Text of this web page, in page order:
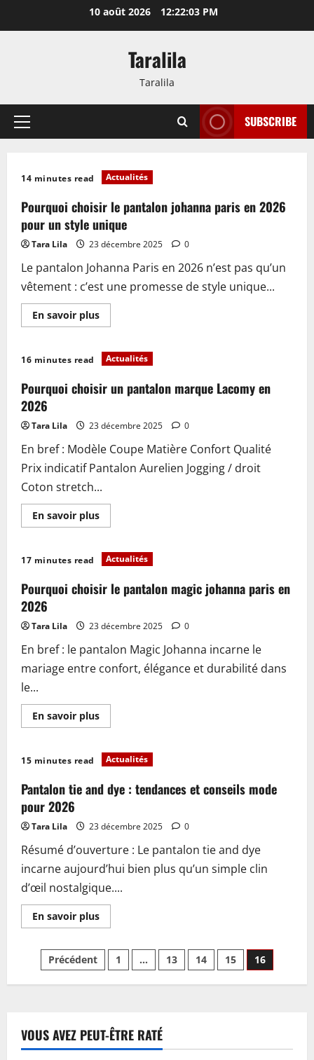
au
10 août 2026 12:22:03 PM
Taralila
Taralila
Menu
SUBSCRIBE
14 minutes read Actualités
Pourquoi choisir le pantalon johanna paris en 2026
pour un style unique
Tara Lila 23 décembre 2025 0
Le pantalon Johanna Paris en 2026 n’est pas qu’un
vêtement : c’est une promesse de style unique...
En savoir plusEn
savoir
Pourquoi
choisir
pantalon
johanna
2026
pour
un
style
unique
16 minutes read Actualités
Pourquoi choisir un pantalon marque Lacomy en
2026
Tara Lila 23 décembre 2025 0
En bref : Modèle Coupe Matière Confort Qualité
Prix indicatif Pantalon Aurelien Jogging / droit
Coton stretch...
En savoir plusEn
savoir
Pourquoi
choisir
pantalon
marque
2026
17 minutes read Actualités
Pourquoi choisir le pantalon magic johanna paris en
2026
Tara Lila 23 décembre 2025 0
En bref : le pantalon Magic Johanna incarne le
mariage entre confort, élégance et durabilité dans
le...
En savoir plusEn
savoir
Pourquoi
choisir
pantalon
magic
en
2026
15 minutes read Actualités
Pantalon tie and dye : tendances et conseils mode
pour 2026
Tara Lila 23 décembre 2025 0
Résumé d’ouverture : Le pantalon tie and dye
incarne aujourd’hui bien plus qu’un simple clin
d’œil nostalgique....
En savoir plusEn
savoir
Pantalon
and
dye
conseils
mode
pour
2026
Pagination
des
publications
Précédent 1 … 13 14 15 16
VOUS AVEZ PEUT-ÊTRE RATÉ